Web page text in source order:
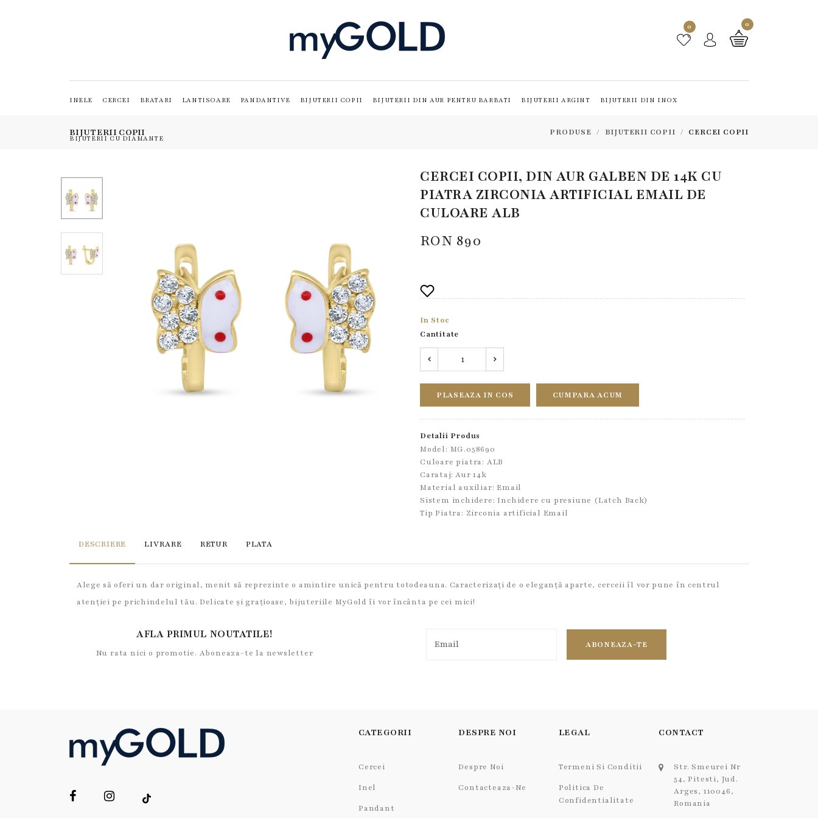
0 0
INELE CERCEI BRATARI LANTISOARE PANDANTIVE BIJUTERII COPII BIJUTERII DIN AUR PENTRU BARBATI BIJUTERII ARGINT BIJUTERII DIN INOX
BIJUTERII CU DIAMANTE
BIJUTERII COPII PRODUSE BIJUTERII COPII CERCEI COPII
CERCEI COPII, DIN AUR GALBEN DE 14K CU
PIATRA ZIRCONIA ARTIFICIAL EMAIL DE
CULOARE ALB
RON 890
In Stoc
Cantitate
PLASEAZA IN COS CUMPARA ACUM
Detalii Produs
Model: MG.058690
Culoare piatra: ALB
Carataj: Aur 14k
Material auxiliar:Email
Sistem inchidere:Inchidere cu presiune (Latch Back)
Tip Piatra: Zirconia artificial Email
DESCRIERE LIVRARE RETUR PLATA
Alege să oferi un dar original, menit să reprezinte o amintire unică pentru totodeauna. Caracterizați de o eleganță aparte, cerceii îl vor pune în centrul
atenției pe prichindelul tău. Delicate și grațioase, bijuteriile MyGold îi vor încânta pe cei mici!
AFLA PRIMUL NOUTATILE!
Nu rata nici o promotie. Aboneaza-te la newsletter
ABONEAZA-TE
CATEGORII
Cercei
Inel
Pandant
DESPRE NOI
Despre Noi
Contacteaza-Ne
LEGAL
Termeni Si Conditii
Politica De
Confidentialitate
CONTACT
Str. Smeurei Nr
54, Pitesti, Jud.
Arges, 110046,
Romania